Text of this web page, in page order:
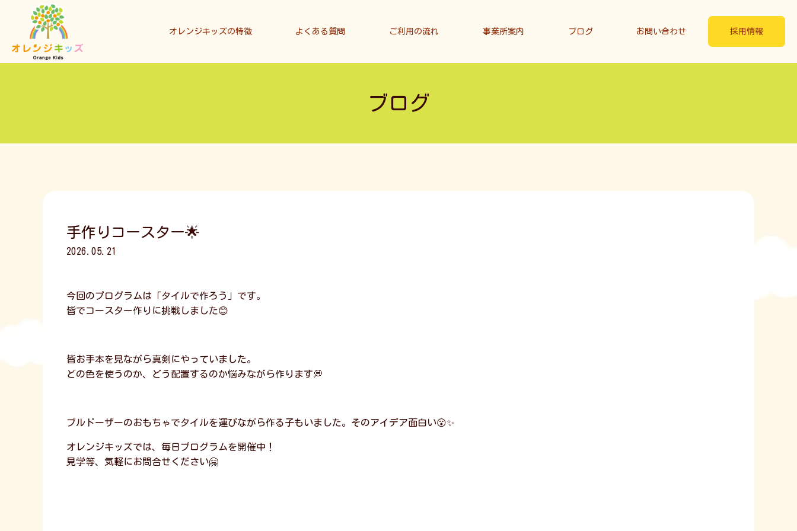
オレンジキッズの特徴 よくある質問 ご利用の流れ 事業所案内 ブログ お問い合わせ 採用情報
ブログ
手作りコースター🌟
2026.05.21
今回のプログラムは「タイルで作ろう」です。
皆でコースター作りに挑戦しました😊
皆お手本を見ながら真剣にやっていました。
どの色を使うのか、どう配置するのか悩みながら作ります💭
ブルドーザーのおもちゃでタイルを運びながら作る子もいました。そのアイデア面白い😮✨
オレンジキッズでは、毎日プログラムを開催中！
見学等、気軽にお問合せください🤗